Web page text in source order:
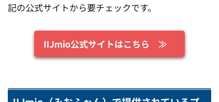
記の公式サイトから要チェックです。
IIJmio公式サイトはこちら ≫